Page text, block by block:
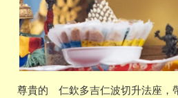
尊貴的 仁欽多吉仁波切升法座，